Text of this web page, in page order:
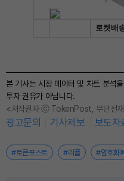
본 기사는 시장 데이터 및 차트 분석
투자 권유가 아닙니다.
<저작권자 ⓒ TokenPost, 무단전재
광고문의 기사제보 보도자
#토큰포스트 #리플 #암호화